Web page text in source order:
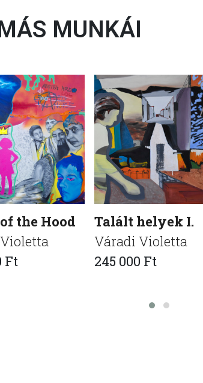
MUNKÁI
the Hood
Ft
Talált helyek I.
Váradi Violetta
245 000 Ft